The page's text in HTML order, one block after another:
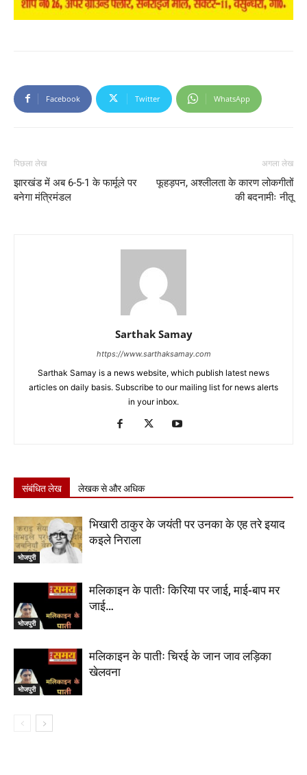
Facebook Twitter WhatsApp
पिछला लेख
झारखंड में अब 6-5-1 के फार्मूले पर
बनेगा मंत्रिमंडल
अगला लेख
फूहड़पन, अश्लीलता के कारण लोकगीतों
की बदनामीः नीतू
Sarthak Samay
https://www.sarthaksamay.com
Sarthak Samay is a news website, which publish latest news
articles on daily basis. Subscribe to our mailing list for news alerts
in your inbox.
संबंधित लेख लेखक से और अधिक
भोजपुरी
भिखारी ठाकुर के जयंती पर उनका के एह तरे इयाद
कइले निराला
भोजपुरी
मलिकाइन के पातीः किरिया पर जाई, माई-बाप मर
जाई…
भोजपुरी
मलिकाइन के पातीः चिरई के जान जाव लड़िका
खेलवना